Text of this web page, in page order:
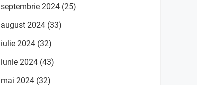
septembrie 2024 (25)
august 2024 (33)
iulie 2024 (32)
iunie 2024 (43)
mai 2024 (32)